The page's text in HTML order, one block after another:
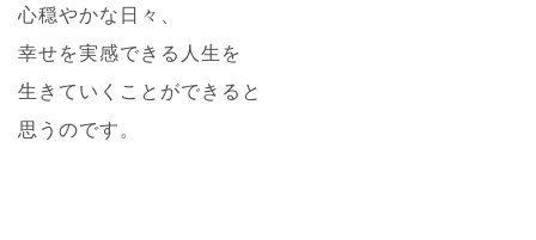
心穏やかな日々、
幸せを実感できる人生を
生きていくことができると
思うのです。